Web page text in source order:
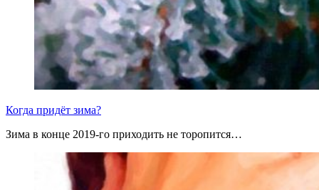
Когда придёт зима?
Зима в конце 2019-го приходить не торопится…